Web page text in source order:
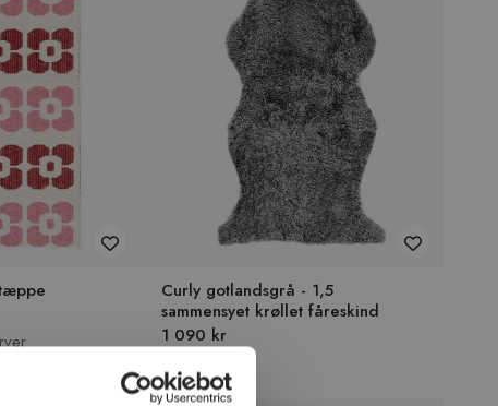
Curly gotlandsgrå - 1,5
sammensyet krøllet fåreskind
1 090 kr